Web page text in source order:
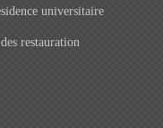
universitaire
restauration